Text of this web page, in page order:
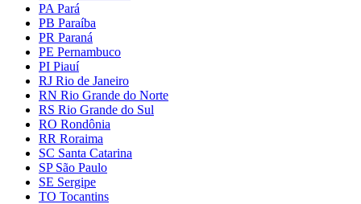
PA Pará
PB Paraíba
PR Paraná
PE Pernambuco
PI Piauí
RJ Rio de Janeiro
RN Rio Grande do Norte
RS Rio Grande do Sul
RO Rondônia
RR Roraima
SC Santa Catarina
SP São Paulo
SE Sergipe
TO Tocantins